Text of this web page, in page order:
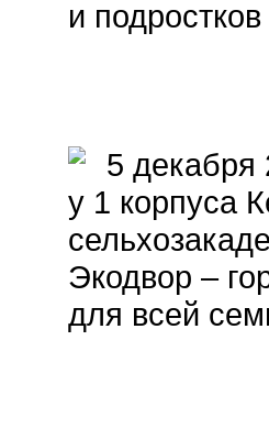
и
5 декабря
у 1 корпуса
Экодвор –
для всей